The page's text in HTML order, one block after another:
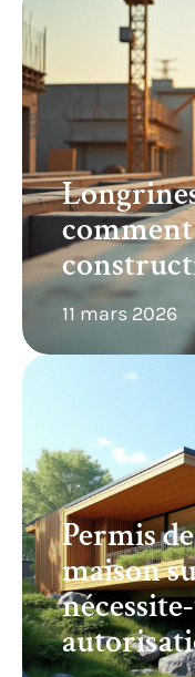
11 mars 2026
Permis
maison